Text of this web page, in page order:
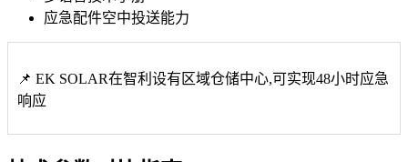
应急配件空中投送能力
📌 EK SOLAR在智利设有区域仓储中心,可实现48小时应急
响应